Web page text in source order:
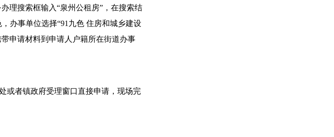
理搜索框输入“泉州公租房”，在搜索结
办事单位选择“91九色 住房和城乡建设
申请材料到申请人户籍所在街道办事
者镇政府受理窗口直接申请，现场完